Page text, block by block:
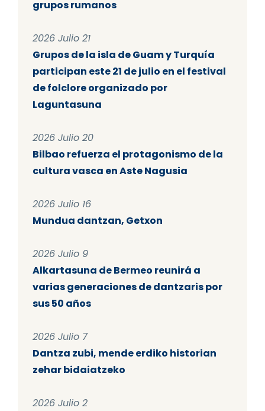
grupos rumanos
2026 Julio 21
Grupos de la isla de Guam y Turquía
participan este 21 de julio en el festival
de folclore organizado por
Laguntasuna
2026 Julio 20
Bilbao refuerza el protagonismo de la
cultura vasca en Aste Nagusia
2026 Julio 16
Mundua dantzan, Getxon
2026 Julio 9
Alkartasuna de Bermeo reunirá a
varias generaciones de dantzaris por
sus 50 años
2026 Julio 7
Dantza zubi, mende erdiko historian
zehar bidaiatzeko
2026 Julio 2